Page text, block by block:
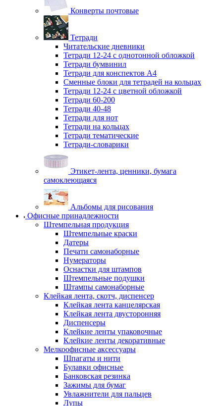
Конверты почтовые
Тетради
Читательские дневники
Тетради 12-24 с однотонной обложкой
Тетради бумвинил
Тетради для конспектов А4
Сменные блоки для тетрадей на кольцах
Тетради 12-24 с цветной обложкой
Тетради 60-200
Тетради 40-48
Тетради для нот
Тетради на кольцах
Тетради тематические
Тетради-словарики
Этикет-лента, ценники, бумага
самоклеющаяся
Альбомы для рисования
Офисные принадлежности
Штемпельная продукция
Штемпельные краски
Датеры
Печати самонаборные
Нумераторы
Оснастки для штампов
Штемпельные подушки
Штампы самонаборные
Клейкая лента, скотч, диспенсер
Клейкая лента канцелярская
Клейкая лента двусторонняя
Диспенсеры
Клейкие ленты упаковочные
Клейкие ленты декоративные
Мелкоофисные аксессуары
Шпагаты и нити
Булавки офисные
Банковская резинка
Зажимы для бумаг
Увлажнители для пальцев
Лупы